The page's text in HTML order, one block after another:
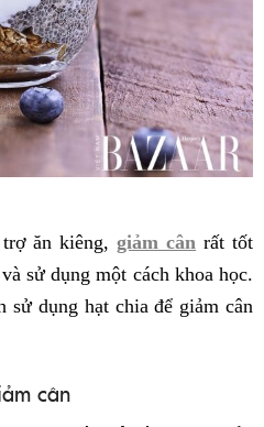
trợ ăn kiêng,giảm cân rất tốt
sử dụng một cách khoa học.
sử dụng hạt chia để giảm cân
cân